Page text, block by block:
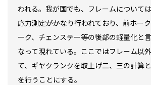
われる。我が国でも、フレームについて
応力測定がかなり行われており、前ホー
ーク、チェンステー等の後部の軽量化と
なって現れている。ここではフレーム以
て、ギヤクランクを取上げ二、三の計算
を行うことにする。